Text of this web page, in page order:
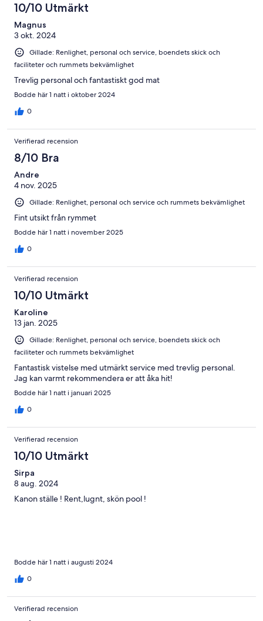
10/10 Utmärkt
Magnus
3 okt. 2024
Gillade: Renlighet, personal och service, boendets skick och
faciliteter och rummets bekvämlighet
Trevlig personal och fantastiskt god mat
Bodde här 1 natt i oktober 2024
0
Verifierad recension
8/10 Bra
Andre
4 nov. 2025
Gillade: Renlighet, personal och service och rummets bekvämlighet
Fint utsikt från rymmet
Bodde här 1 natt i november 2025
0
Verifierad recension
10/10 Utmärkt
Karoline
13 jan. 2025
Gillade: Renlighet, personal och service, boendets skick och
faciliteter och rummets bekvämlighet
Fantastisk vistelse med utmärkt service med trevlig personal.
Jag kan varmt rekommendera er att åka hit!
Bodde här 1 natt i januari 2025
0
Verifierad recension
10/10 Utmärkt
Sirpa
8 aug. 2024
Kanon ställe ! Rent,lugnt, skön pool !
Bodde här 1 natt i augusti 2024
0
Verifierad recension